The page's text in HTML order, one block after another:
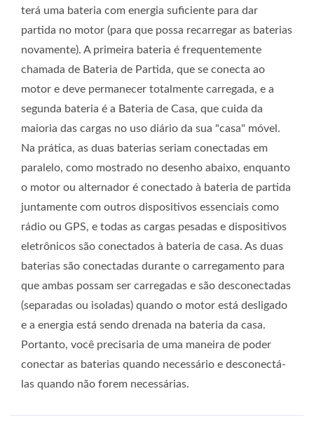
terá uma bateria com energia suficiente para dar
partida no motor (para que possa recarregar as baterias
novamente). A primeira bateria é frequentemente
chamada de Bateria de Partida, que se conecta ao
motor e deve permanecer totalmente carregada, e a
segunda bateria é a Bateria de Casa, que cuida da
maioria das cargas no uso diário da sua "casa" móvel.
Na prática, as duas baterias seriam conectadas em
paralelo, como mostrado no desenho abaixo, enquanto
o motor ou alternador é conectado à bateria de partida
juntamente com outros dispositivos essenciais como
rádio ou GPS, e todas as cargas pesadas e dispositivos
eletrônicos são conectados à bateria de casa. As duas
baterias são conectadas durante o carregamento para
que ambas possam ser carregadas e são desconectadas
(separadas ou isoladas) quando o motor está desligado
e a energia está sendo drenada na bateria da casa.
Portanto, você precisaria de uma maneira de poder
conectar as baterias quando necessário e desconectá-
las quando não forem necessárias.